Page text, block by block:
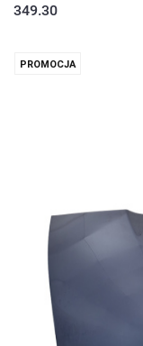
349.30
PROMOCJA